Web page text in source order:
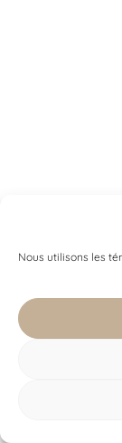
Nous utilisons les